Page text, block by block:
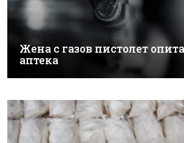
Жена с газов пистолет
аптека